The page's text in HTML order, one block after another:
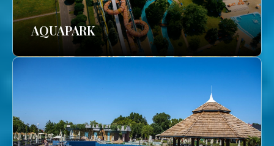
AQUAPARK